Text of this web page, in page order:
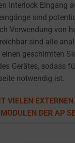
Interlock Eingang
sind
Verwendung von
sind alle
geschirmten
Gerätes, sodass
notwendig ist.
VIELEN EXTERNEN
DER AP